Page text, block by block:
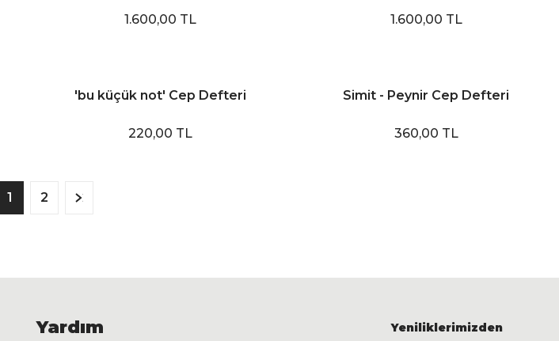
1.600,00 TL 1.600,00 TL
'bu küçük not' Cep Defteri
220,00 TL
Simit - Peynir Cep Defteri
360,00 TL
1 2
Yardım Yeniliklerimizden